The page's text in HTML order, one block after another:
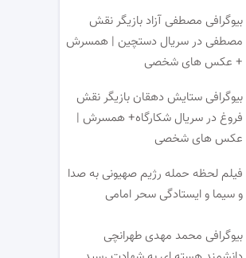
بیوگرافی مصطفی آزاد بازیگر نقش
مصطفی در سریال دستچین | همسرش
+ عکس های شخصی
بیوگرافی ستایش دهقان بازیگر نقش
فروغ در سریال شکارگاه+ همسرش |
عکس های شخصی
فیلم لحظه حمله رژیم صهیونی به صدا
و سیما و ایستادگی سحر امامی
بیوگرافی محمد مهدی طهرانچی